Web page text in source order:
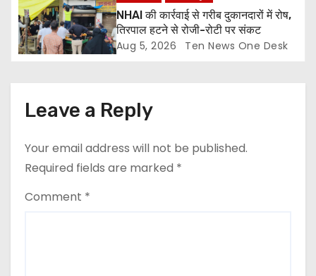
NHAI की कार्रवाई से गरीब दुकानदारों में रोष,
तिरपाल हटने से रोजी-रोटी पर संकट
Aug 5, 2026 Ten News One Desk
Leave a Reply
Your email address will not be published.
Required fields are marked *
Comment *